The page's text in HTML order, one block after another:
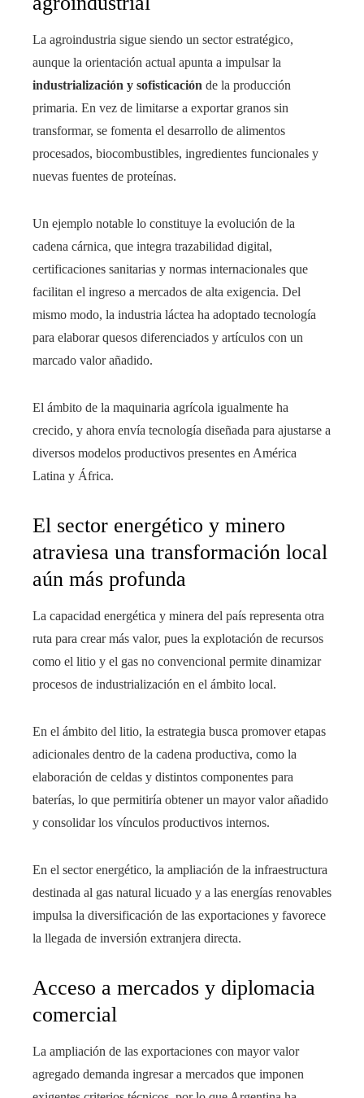
La agroindustria sigue siendo un sector estratégico,
aunque la orientación actual apunta a impulsar la
industrialización y sofisticación de la producción
primaria. En vez de limitarse a exportar granos sin
transformar, se fomenta el desarrollo de alimentos
procesados, biocombustibles, ingredientes funcionales y
nuevas fuentes de proteínas.
Un ejemplo notable lo constituye la evolución de la
cadena cárnica, que integra trazabilidad digital,
certificaciones sanitarias y normas internacionales que
facilitan el ingreso a mercados de alta exigencia. Del
mismo modo, la industria láctea ha adoptado tecnología
para elaborar quesos diferenciados y artículos con un
marcado valor añadido.
El ámbito de la maquinaria agrícola igualmente ha
crecido, y ahora envía tecnología diseñada para ajustarse a
diversos modelos productivos presentes en América
Latina y África.
El sector energético y minero
atraviesa una transformación local
aún más profunda
La capacidad energética y minera del país representa otra
ruta para crear más valor, pues la explotación de recursos
como el litio y el gas no convencional permite dinamizar
procesos de industrialización en el ámbito local.
En el ámbito del litio, la estrategia busca promover etapas
adicionales dentro de la cadena productiva, como la
elaboración de celdas y distintos componentes para
baterías, lo que permitiría obtener un mayor valor añadido
y consolidar los vínculos productivos internos.
En el sector energético, la ampliación de la infraestructura
destinada al gas natural licuado y a las energías renovables
impulsa la diversificación de las exportaciones y favorece
la llegada de inversión extranjera directa.
Acceso a mercados y diplomacia
comercial
La ampliación de las exportaciones con mayor valor
agregado demanda ingresar a mercados que imponen